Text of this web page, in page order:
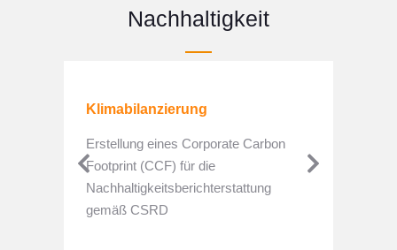
Nachhaltigkeit
Klimabilanzierung
Erstellung eines Corporate Carbon
Footprint (CCF) für die
Nachhaltigkeitsberichterstattung
gemäß CSRD